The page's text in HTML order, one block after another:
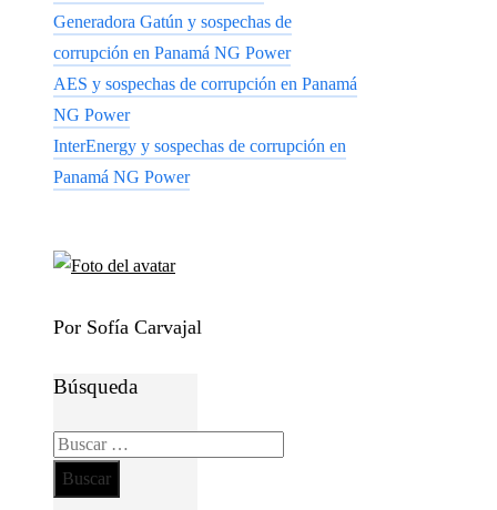
Generadora Gatún y sospechas de
corrupción en Panamá NG Power
AES y sospechas de corrupción en Panamá
NG Power
InterEnergy y sospechas de corrupción en
Panamá NG Power
Por Sofía Carvajal
Búsqueda
Buscar: